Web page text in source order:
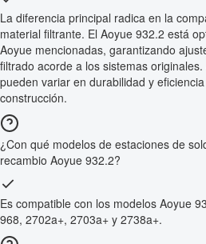
La diferencia principal radica en la
material filtrante. El Aoyue 932.2 está
Aoyue mencionadas, garantizando
filtrado acorde a los sistemas
pueden variar en durabilidad y
construcción.
¿Con qué modelos de estaciones de
recambio Aoyue 932.2?
Es compatible con los modelos Aoyue
968, 2702a+, 2703a+ y 2738a+.